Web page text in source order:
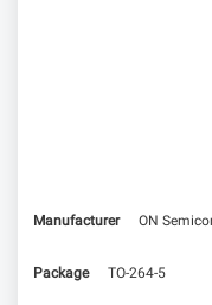
Manufacturer
ON
Package TO-264-5